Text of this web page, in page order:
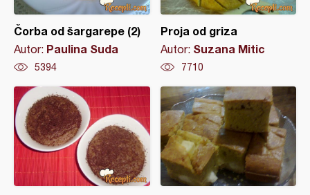
Čorba od šargarepe (2)
Autor: Paulina Suda
5394
Proja od griza
Autor: Suzana Mitic
7710